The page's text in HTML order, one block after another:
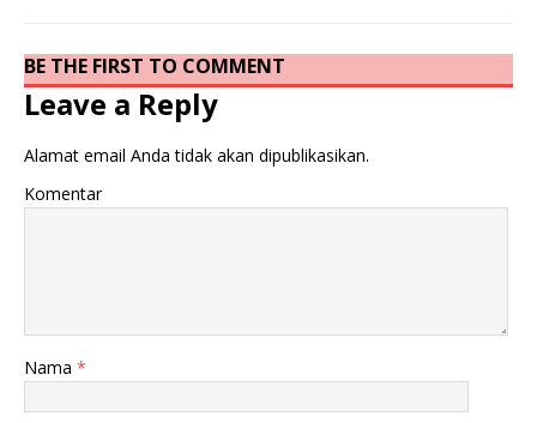
BE THE FIRST TO COMMENT
Leave a Reply
Alamat email Anda tidak akan dipublikasikan.
Komentar
Nama *